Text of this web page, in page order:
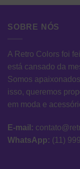
SOBRE NÓS
A Retro Colors foi
está cansado da
Somos
isso, queremos
em moda e
E-mail:
WhatsApp: (11)